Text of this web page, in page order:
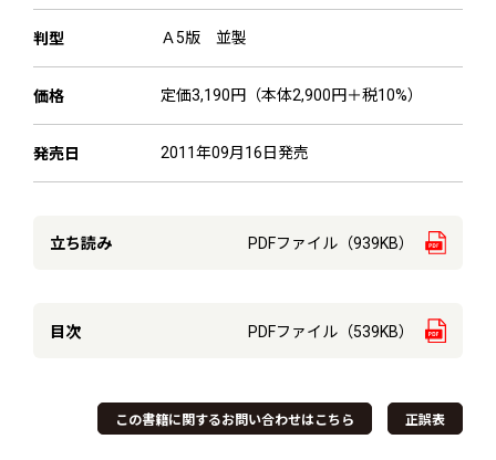
判型 Ａ5版 並製
価格 定価3,190円（本体2,900円＋税10%）
発売日 2011年09月16日発売
立ち読み PDFファイル（939KB）
目次 PDFファイル（539KB）
この書籍に関するお問い合わせはこちら 正誤表